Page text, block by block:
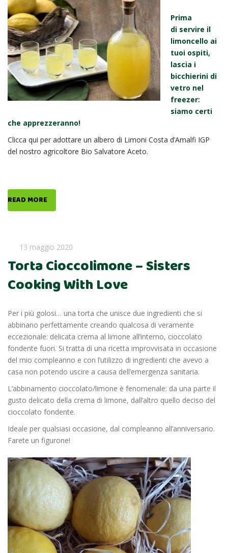
Prima
di servire il
limoncello ai
tuoi ospiti,
lascia i
bicchierini di
vetro nel
freezer:
siamo certi
che apprezzeranno!
Clicca qui per adottare un albero di Limoni Costa d’Amalfi IGP
del nostro agricoltore Bio Salvatore Aceto.
READ MORE
13 maggio 2020
Torta Cioccolimone – Sisters
Cooking With Love
Per i più golosi… una torta che unisce due ingredienti che si
abbinano perfettamente creando qualcosa di veramente
eccezionale: delicata crema al limone all’interno, cioccolato
fondente fuori. Si tratta di una ricetta improvvisata in occasione
del mio compleanno e con l’utilizzo di ingredienti che avevo a
casa non potendo uscire a causa dell’emergenza sanitaria.
L’abbinamento cioccolato/limone è fenomenale: da una parte il
gusto delicato della crema di limone, dall’altro quello deciso del
cioccolato fondente.
Ideale per qualsiasi occasione, dal compleanno all’anniversario.
Farete un figurone!